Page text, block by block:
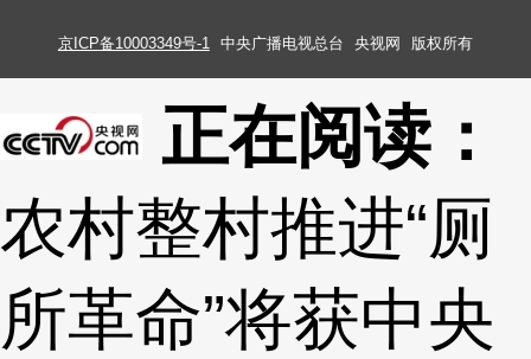
京ICP备10003349号-1 中央广播电视总台 央视网 版权所有
正在阅读：
农村整村推进“厕
所革命”将获中央